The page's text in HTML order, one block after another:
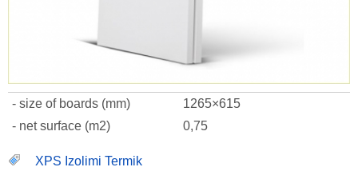
- size of boards (mm)
1265×615
- net surface (m2)
0,75
XPS Izolimi Termik